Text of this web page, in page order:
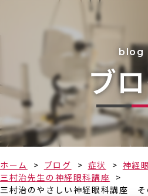
なるべく
ブ
blog
ホーム ブログ 症状
神経
三村治先生の神経眼科講座
三村治のやさしい神経眼科講座